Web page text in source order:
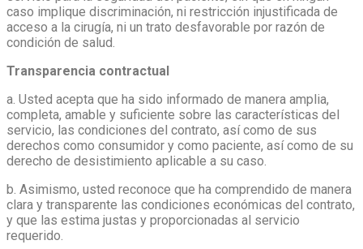
caso implique discriminación, ni restricción injustificada de
acceso a la cirugía, ni un trato desfavorable por razón de
condición de salud.
Transparencia contractual
a. Usted acepta que ha sido informado de manera amplia,
completa, amable y suficiente sobre las características del
servicio, las condiciones del contrato, así como de sus
derechos como consumidor y como paciente, así como de su
derecho de desistimiento aplicable a su caso.
b. Asimismo, usted reconoce que ha comprendido de manera
clara y transparente las condiciones económicas del contrato,
y que las estima justas y proporcionadas al servicio
requerido.